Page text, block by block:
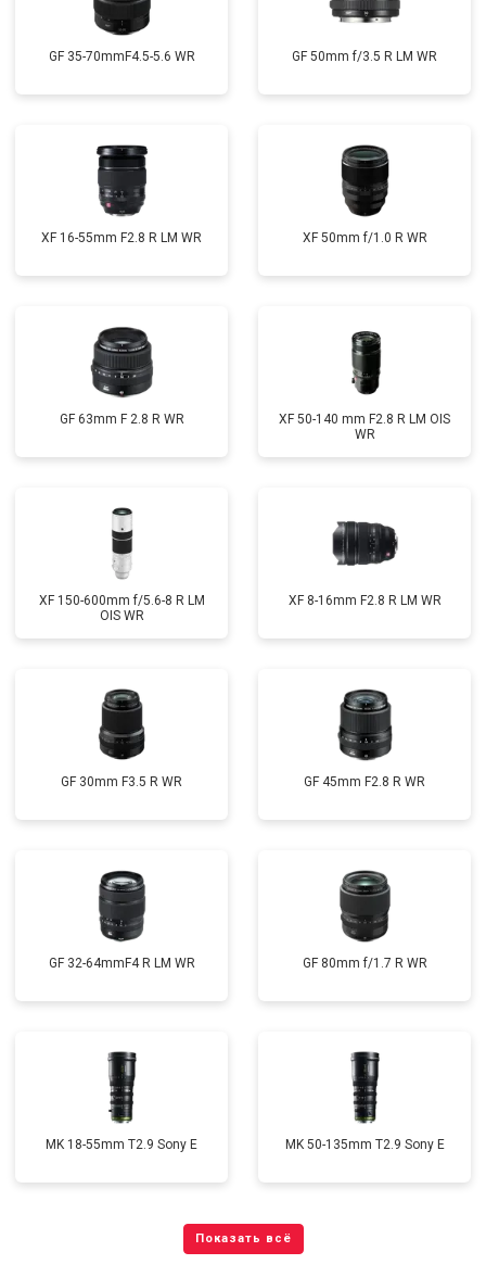
GF 35-70mmF4.5-5.6 WR GF 50mm f/3.5 R LM WR
XF 16-55mm F2.8 R LM WR XF 50mm f/1.0 R WR
GF 63mm F 2.8 R WR
XF 50-140 mm F2.8 R LM OIS
WR
XF 150-600mm f/5.6-8 R LM
OIS WR
XF 8-16mm F2.8 R LM WR
GF 30mm F3.5 R WR GF 45mm F2.8 R WR
GF 32-64mmF4 R LM WR GF 80mm f/1.7 R WR
MK 18-55mm T2.9 Sony E MK 50-135mm T2.9 Sony E